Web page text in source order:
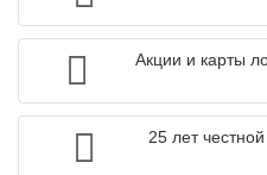
Акции и карты
25 лет